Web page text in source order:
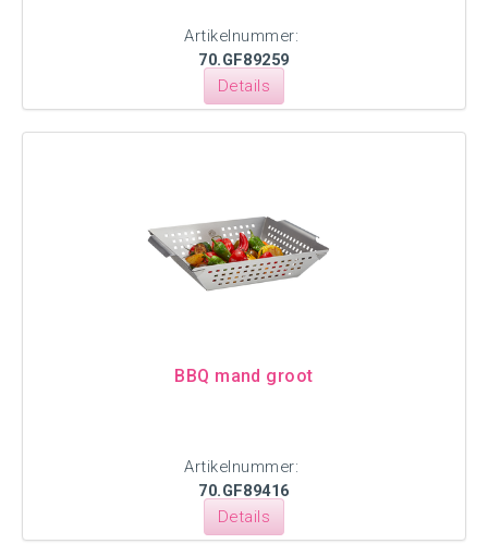
Artikelnummer:
70.GF89259
Details
BBQ mand groot
Artikelnummer:
70.GF89416
Details